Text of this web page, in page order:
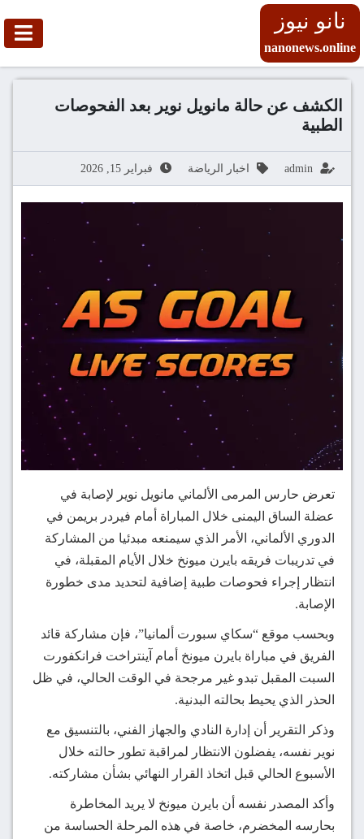
نانو نيوز
nanonews.online
الكشف عن حالة مانويل نوير بعد الفحوصات
الطبية
admin اخبار الرياضة فبراير 15, 2026
تعرض حارس المرمى الألماني مانويل نوير لإصابة في
عضلة الساق اليمنى خلال المباراة أمام فيردر بريمن في
الدوري الألماني، الأمر الذي سيمنعه مبدئيا من المشاركة
في تدريبات فريقه بايرن ميونخ خلال الأيام المقبلة، في
انتظار إجراء فحوصات طبية إضافية لتحديد مدى خطورة
الإصابة.
وبحسب موقع “سكاي سبورت ألمانيا”، فإن مشاركة قائد
الفريق في مباراة بايرن ميونخ أمام آينتراخت فرانكفورت
السبت المقبل تبدو غير مرجحة في الوقت الحالي، في ظل
الحذر الذي يحيط بحالته البدنية.
وذكر التقرير أن إدارة النادي والجهاز الفني، بالتنسيق مع
نوير نفسه، يفضلون الانتظار لمراقبة تطور حالته خلال
الأسبوع الحالي قبل اتخاذ القرار النهائي بشأن مشاركته.
وأكد المصدر نفسه أن بايرن ميونخ لا يريد المخاطرة
بحارسه المخضرم، خاصة في هذه المرحلة الحساسة من